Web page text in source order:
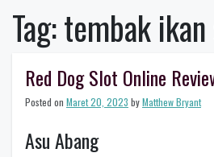
Tag:tembak
Red Dog Slot Online
Posted on Maret 20, 2023 byMatthew Bryant
Asu Abang